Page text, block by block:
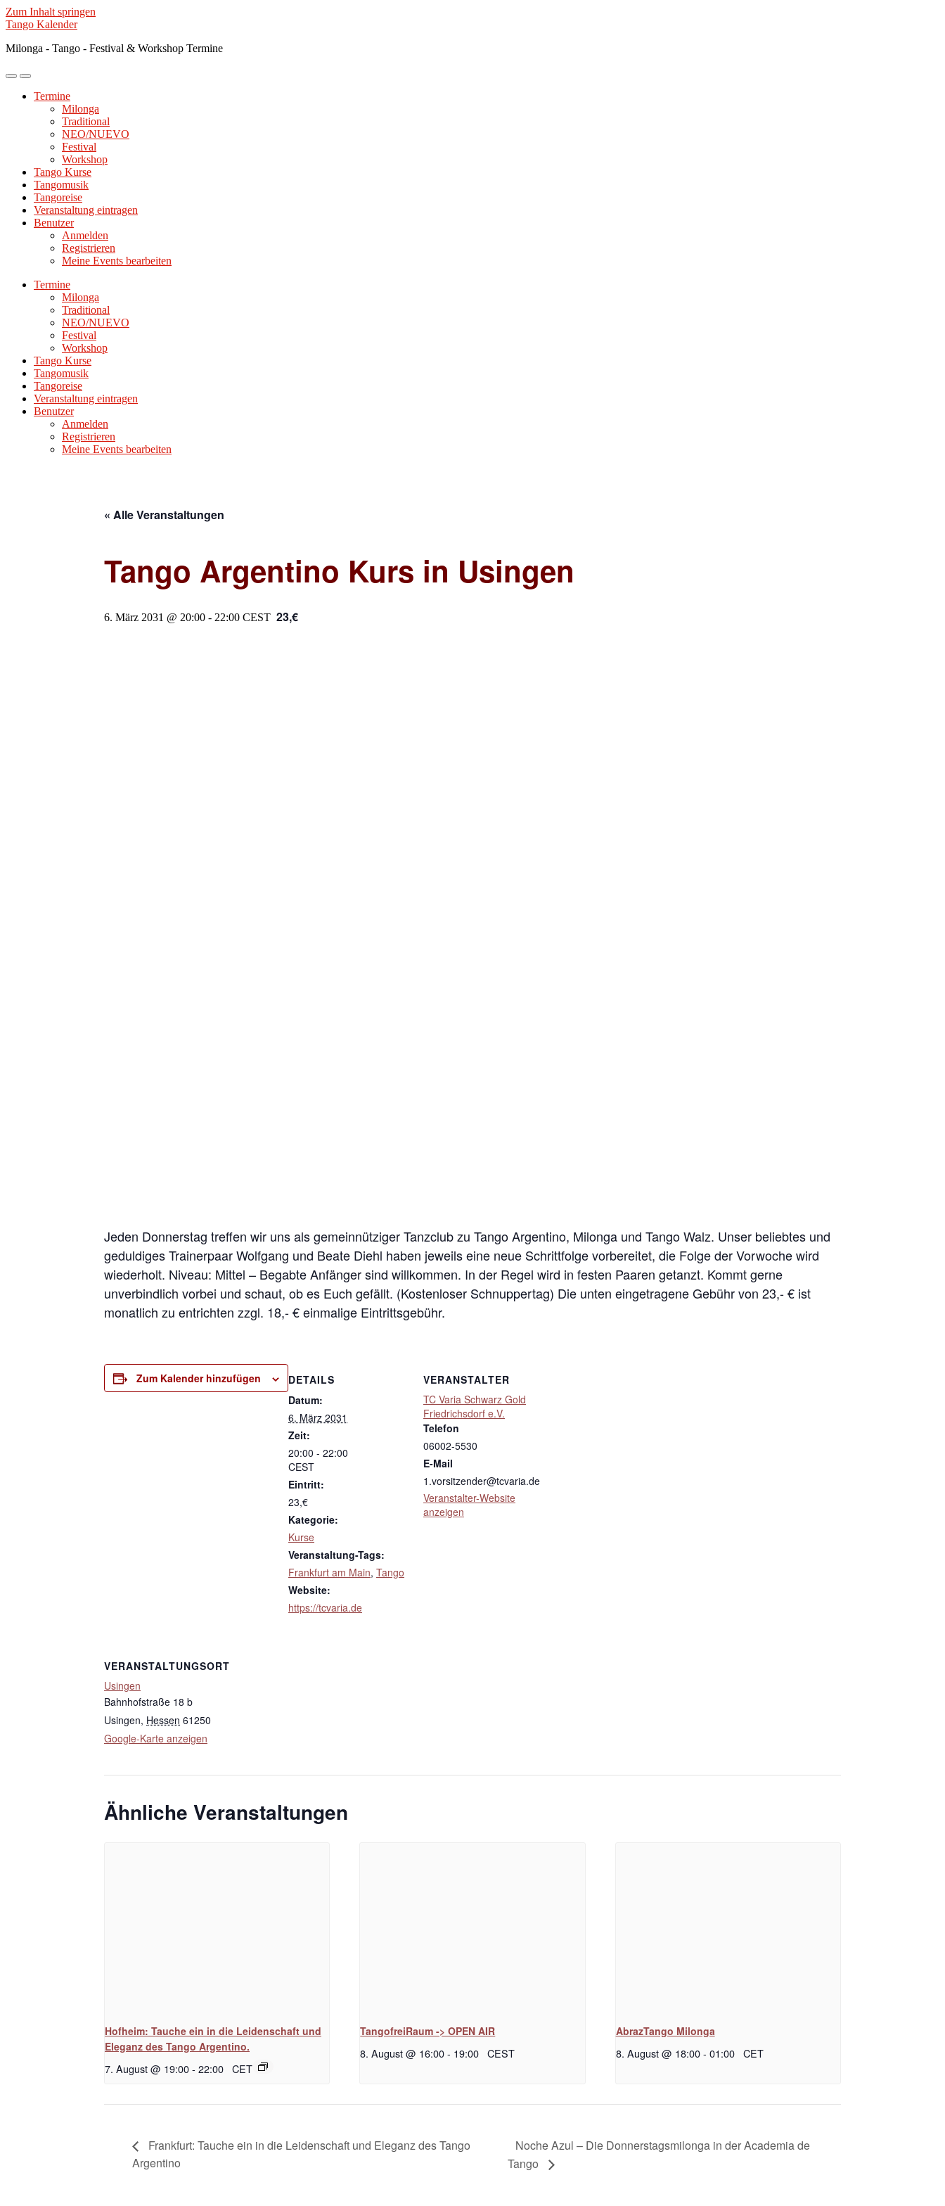
Zum Inhalt springen
Tango Kalender
Milonga - Tango - Festival & Workshop Termine
Mobile-
ein-/ausblenden
Suchfeld
ein-/ausblenden
Termine
Milonga
Traditional
NEO/NUEVO
Festival
Workshop
Tango Kurse
Tangomusik
Tangoreise
Veranstaltung eintragen
Benutzer
Anmelden
Registrieren
Meine Events bearbeiten
Termine
Milonga
Traditional
NEO/NUEVO
Festival
Workshop
Tango Kurse
Tangomusik
Tangoreise
Veranstaltung eintragen
Benutzer
Anmelden
Registrieren
Meine Events bearbeiten
« Alle Veranstaltungen
Tango Argentino Kurs in Usingen
6. März 2031 @ 20:00 - 22:00 CEST 23,€
Jeden Donnerstag treffen wir uns als gemeinnütziger Tanzclub zu Tango Argentino, Milonga und Tango Walz. Unser beliebtes und
geduldiges Trainerpaar Wolfgang und Beate Diehl haben jeweils eine neue Schrittfolge vorbereitet, die Folge der Vorwoche wird
wiederholt. Niveau: Mittel – Begabte Anfänger sind willkommen. In der Regel wird in festen Paaren getanzt. Kommt gerne
unverbindlich vorbei und schaut, ob es Euch gefällt. (Kostenloser Schnuppertag) Die unten eingetragene Gebühr von 23,- € ist
monatlich zu entrichten zzgl. 18,- € einmalige Eintrittsgebühr.
Zum Kalender hinzufügen
DETAILS
Datum:
6. März 2031
Zeit:
20:00 - 22:00
CEST
Eintritt:
23,€
Kategorie:
Kurse
Veranstaltung-Tags:
Frankfurt am Main, Tango
Website:
https://tcvaria.de
VERANSTALTER
TC Varia Schwarz Gold
Friedrichsdorf e.V.
Telefon
06002-5530
E-Mail
1.vorsitzender@tcvaria.de
Veranstalter-Website
anzeigen
VERANSTALTUNGSORT
Usingen
Bahnhofstraße 18 b
Usingen, Hessen 61250
Google-Karte anzeigen
Ähnliche Veranstaltungen
Hofheim: Tauche ein in die Leidenschaft und
Eleganz des Tango Argentino.
7. August @ 19:00- 22:00 CET
TangofreiRaum -> OPEN AIR
8. August @ 16:00 - 19:00 CEST
AbrazTango Milonga
8. August @ 18:00 - 01:00 CET
Frankfurt: Tauche ein in die Leidenschaft und Eleganz des Tango
Argentino
Noche Azul – Die Donnerstagsmilonga in der Academia de
Tango